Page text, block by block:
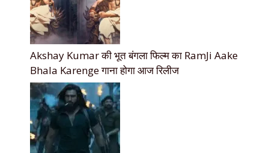
Akshay Kumar की भूत बंगला फिल्म का RamJi Aake
Bhala Karenge गाना होगा आज रिलीज